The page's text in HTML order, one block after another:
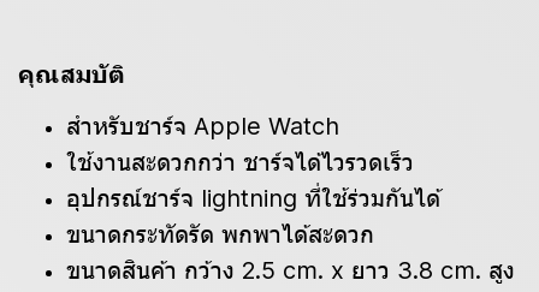
คุณสมบัติ
สำหรับชาร์จ Apple Watch
ใช้งานสะดวกกว่า ชาร์จได้ไวรวดเร็ว
อุปกรณ์ชาร์จ lightning ที่ใช้ร่วมกันได้
ขนาดกระทัดรัด พกพาได้สะดวก
ขนาดสินค้า กว้าง 2.5 cm. x ยาว 3.8 cm. สูง